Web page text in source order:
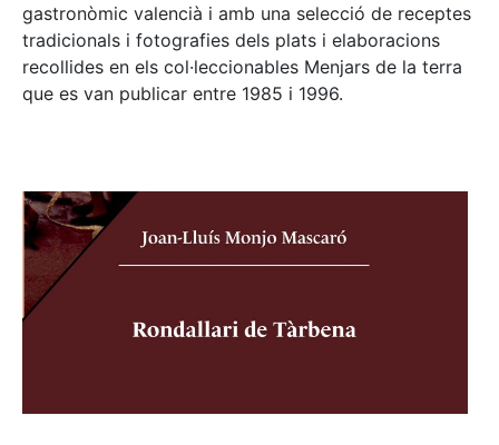
gastronòmic valencià i amb una selecció de receptes
tradicionals i fotografies dels plats i elaboracions
recollides en els col·leccionables Menjars de la terra
que es van publicar entre 1985 i 1996.